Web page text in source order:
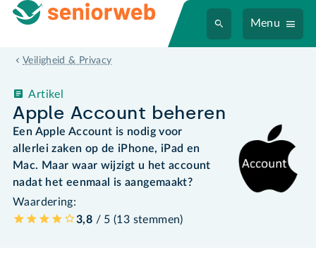
Menu
Veiligheid & Privacy
Apple Account beheren
Artikel
Een Apple Account is nodig voor
allerlei zaken op de iPhone, iPad en
Mac. Maar waar wijzigt u het account
nadat het eenmaal is aangemaakt?
Waardering:
3,8 / 5 (13 stemmen)